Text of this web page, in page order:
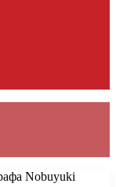
Nobuyuki